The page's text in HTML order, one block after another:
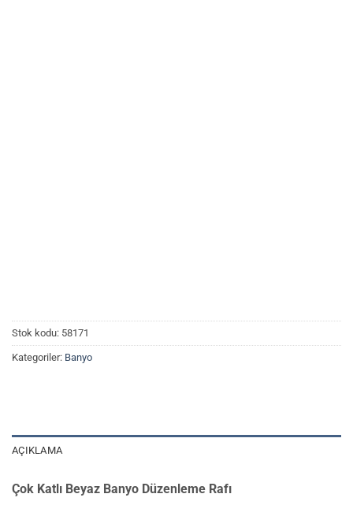
Stok kodu: 58171
Kategoriler: Banyo
AÇIKLAMA
Çok Katlı Beyaz Banyo Düzenleme Rafı